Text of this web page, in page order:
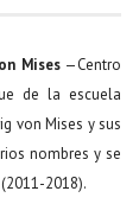
Mises—Centro
de la escuela
von Mises y sus
nombres y se
2018).